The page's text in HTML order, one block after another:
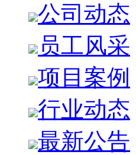
公司动态
员工风采
项目案例
行业动态
最新公告